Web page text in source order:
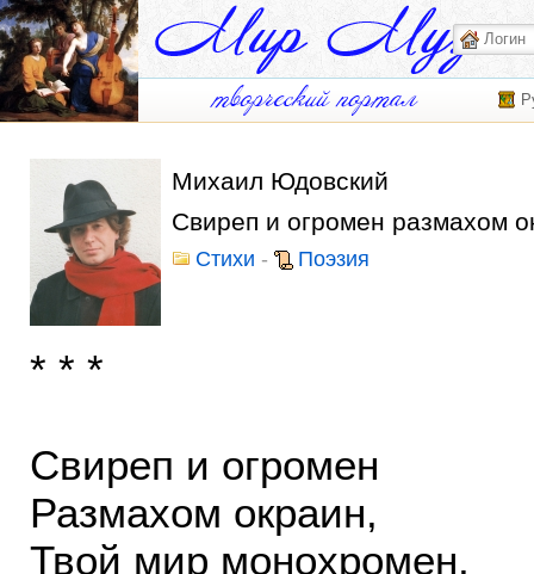
Михаил Юдовский
Свиреп и огромен размахом
Стихи - Поэзия
* * *
Свиреп и огромен
Размахом окраин,
Твой мир монохромен,